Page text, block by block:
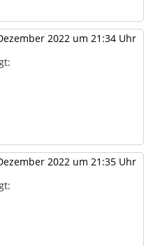
2022 um 21:34 Uhr
2022 um 21:35 Uhr